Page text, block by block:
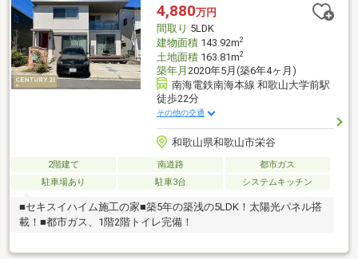
4,880万円
間取り 5LDK
建物面積143.92m2
土地面積163.81m2
築年月 2020年5月(築6年4ヶ月)
南海電鉄南海本線 和歌山大学前駅
徒歩22分
その他の交通
和歌山県和歌山市栄谷
2階建て 南道路
都市ガス
駐車場あり
駐車3台 システムキッチン
■セキスイハイム施工の家■築5年の築浅の5LDK！太陽光パネル搭
載！■都市ガス、1階2階トイレ完備！